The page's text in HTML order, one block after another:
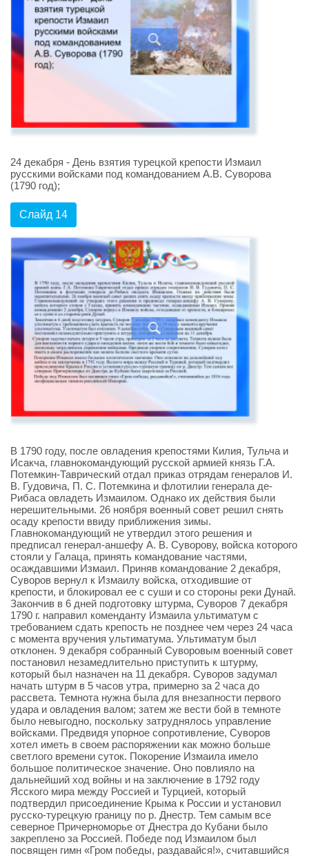
24 декабря - День взятия турецкой крепости Измаил
русскими войсками под командованием А.В. Суворова
(1790 год);
Слайд 14
В 1790 году, после овладения крепостями Килия, Тульча и
Исакча, главнокомандующий русской армией князь Г.А.
Потемкин-Таврический отдал приказ отрядам генералов И.
В. Гудовича, П. С. Потемкина и флотилии генерала де-
Рибаса овладеть Измаилом. Однако их действия были
нерешительными. 26 ноября военный совет решил снять
осаду крепости ввиду приближения зимы.
Главнокомандующий не утвердил этого решения и
предписал генерал-аншефу А. В. Суворову, войска которого
стояли у Галаца, принять командование частями,
осаждавшими Измаил. Приняв командование 2 декабря,
Суворов вернул к Измаилу войска, отходившие от
крепости, и блокировал ее с суши и со стороны реки Дунай.
Закончив в 6 дней подготовку штурма, Суворов 7 декабря
1790 г. направил коменданту Измаила ультиматум с
требованием сдать крепость не позднее чем через 24 часа
с момента вручения ультиматума. Ультиматум был
отклонен. 9 декабря собранный Суворовым военный совет
постановил незамедлительно приступить к штурму,
который был назначен на 11 декабря. Суворов задумал
начать штурм в 5 часов утра, примерно за 2 часа до
рассвета. Темнота нужна была для внезапности первого
удара и овладения валом; затем же вести бой в темноте
было невыгодно, поскольку затруднялось управление
войсками. Предвидя упорное сопротивление, Суворов
хотел иметь в своем распоряжении как можно больше
светлого времени суток. Покорение Измаила имело
большое политическое значение. Оно повлияло на
дальнейший ход войны и на заключение в 1792 году
Ясского мира между Россией и Турцией, который
подтвердил присоединение Крыма к России и установил
русско-турецкую границу по р. Днестр. Тем самым все
северное Причерноморье от Днестра до Кубани было
закреплено за Россией. Победе под Измаилом был
посвящен гимн «Гром победы, раздавайся!», считавшийся